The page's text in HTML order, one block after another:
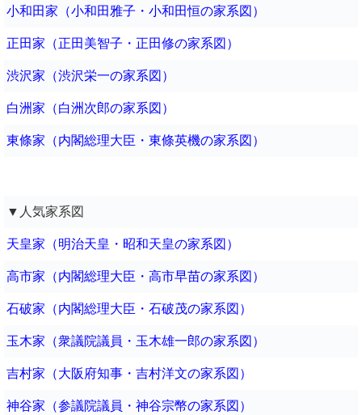
小和田家（小和田雅子・小和田恒の家系図）
正田家（正田美智子・正田修の家系図）
渋沢家（渋沢栄一の家系図）
白洲家（白洲次郎の家系図）
東條家（内閣総理大臣・東條英機の家系図）
▼人気家系図
天皇家（明治天皇・昭和天皇の家系図）
高市家（内閣総理大臣・高市早苗の家系図）
石破家（内閣総理大臣・石破茂の家系図）
玉木家（衆議院議員・玉木雄一郎の家系図）
吉村家（大阪府知事・吉村洋文の家系図）
神谷家（参議院議員・神谷宗幣の家系図）